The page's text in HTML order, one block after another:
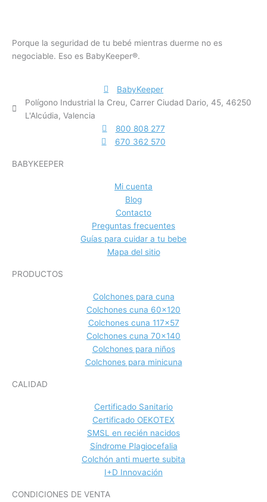
Porque la seguridad de tu bebé mientras duerme no es
negociable. Eso es BabyKeeper®.
BabyKeeper
Polígono Industrial la Creu, Carrer Ciudad Dario, 45, 46250
L'Alcúdia, Valencia
800 808 277
670 362 570
BABYKEEPER
Mi cuenta
Blog
Contacto
Preguntas frecuentes
Guías para cuidar a tu bebe
Mapa del sitio
PRODUCTOS
Colchones para cuna
Colchones cuna 60x120
Colchones cuna 117x57
Colchones cuna 70x140
Colchones para niños
Colchones para minicuna
CALIDAD
Certificado Sanitario
Certificado OEKOTEX
SMSL en recién nacidos
Síndrome Plagiocefalia
Colchón anti muerte subita
I+D Innovación
CONDICIONES DE VENTA